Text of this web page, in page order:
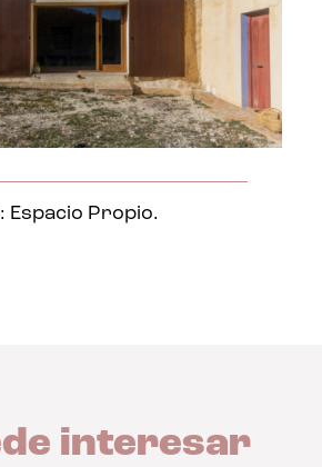
Espacio Propio.
interesar